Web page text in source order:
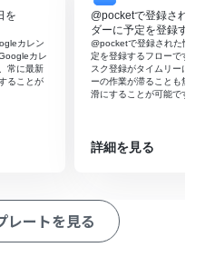
カレンダー、Outlookを
選択し、「特定のページから
。
カレンダーの「予定を作
の「メールを送る」ア
かけとなるアクション、「オ
、フロー内で処理を行うアク
を
カレン
カレ
常に最新
ることが
@pocketで登録された
ダーに予定を登録する
@pocketで登録された情報
定を登録するフローです。
スク登録がタイムリーにな
ーの作業が滞ることも無く
滑にすることが可能です。
詳細を見る
レートを見る